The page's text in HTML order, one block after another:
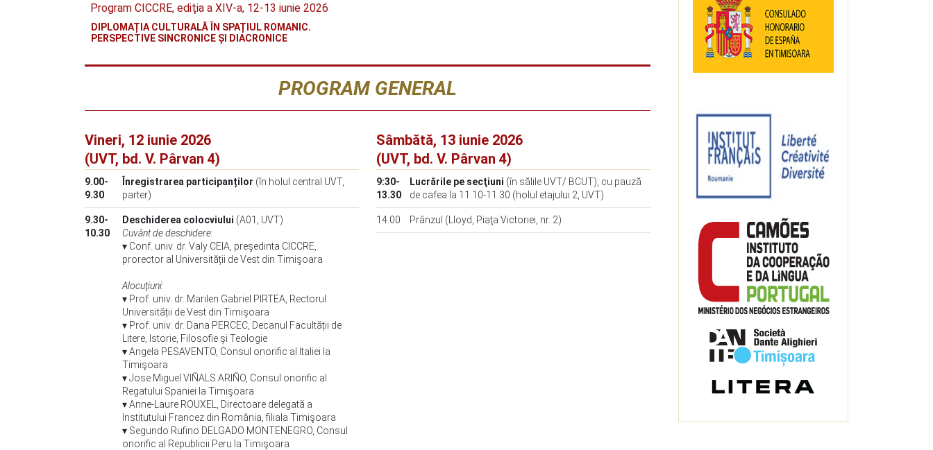
Program CICCRE, ediţia a XIV-a, 12-13 iunie 2026
DIPLOMAȚIA CULTURALĂ ÎN SPAȚIUL ROMANIC.
PERSPECTIVE SINCRONICE ȘI DIACRONICE
PROGRAM GENERAL
Vineri, 12 iunie 2026
(UVT, bd. V. Pârvan 4)
9.00-
9.30
Înregistrarea participanților (în holul central UVT,
parter)
9.30-
10.30
Deschiderea colocviului (A01, UVT)
Cuvânt de deschidere:
▾ Conf. univ. dr. Valy CEIA, preşedinta CICCRE,
prorector al Universității de Vest din Timişoara
Alocuţiuni:
▾ Prof. univ. dr. Marilen Gabriel PIRTEA, Rectorul
Universității de Vest din Timişoara
▾ Prof. univ. dr. Dana PERCEC, Decanul Facultății de
Litere, Istorie, Filosofie și Teologie
▾ Angela PESAVENTO, Consul onorific al Italiei la
Timişoara
▾ Jose Miguel VIÑALS ARIÑO, Consul onorific al
Regatului Spaniei la Timişoara
▾ Anne-Laure ROUXEL, Directoare delegată a
Institutului Francez din România, filiala Timişoara
▾ Segundo Rufino DELGADO MONTENEGRO, Consul
onorific al Republicii Peru la Timişoara
Sâmbătă, 13 iunie 2026
(UVT, bd. V. Pârvan 4)
9:30-
13.30
Lucrările pe secţiuni (în sălile UVT/ BCUT), cu pauză
de cafea la 11.10-11.30 (holul etajului 2, UVT)
14.00 Prânzul (Lloyd, Piaţa Victoriei, nr. 2)